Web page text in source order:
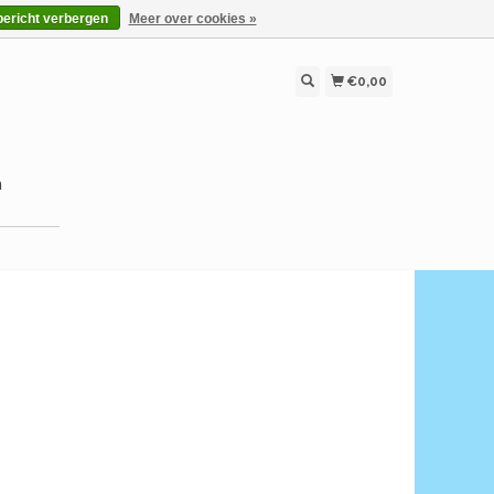
€0,00
verbergen Meer over cookies »